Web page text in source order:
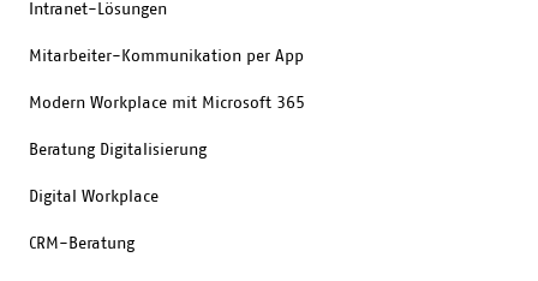
Intranet-Lösungen
Mitarbeiter-Kommunikation per App
Modern Workplace mit Microsoft 365
Beratung Digitalisierung
Digital Workplace
CRM-Beratung